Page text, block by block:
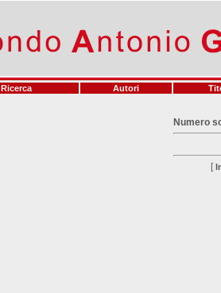
Ricerca Autori
Numero
[